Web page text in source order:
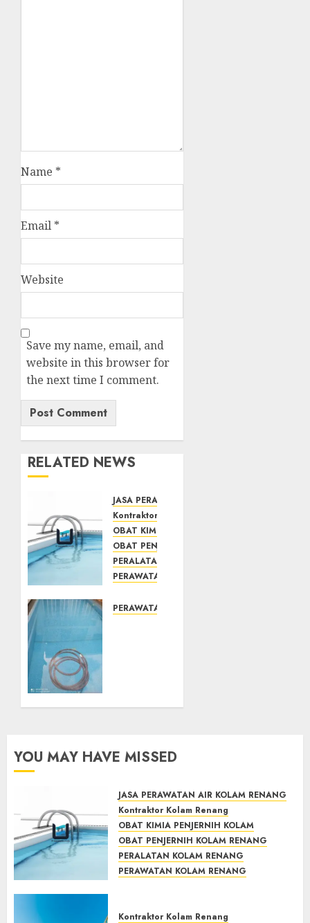
Name *
Email *
Website
Save my name, email, and
website in this browser for
the next time I comment.
RELATED NEWS
JASA PERAWATAN AIR KOLAM RENANG
Kontraktor Kolam Renang
OBAT KIMIA PENJERNIH KOLAM
OBAT PENJERNIH KOLAM RENANG
PERALATAN KOLAM RENANG
PERAWATAN KOLAM RENANG
Mengenal
Kolam
MAY 28,
2022
0
PERAWATAN KOLAM RENANG
JULY 24,
YOU MAY HAVE MISSED
JASA PERAWATAN AIR KOLAM RENANG
Kontraktor Kolam Renang
OBAT KIMIA PENJERNIH KOLAM
OBAT PENJERNIH KOLAM RENANG
PERALATAN KOLAM RENANG
PERAWATAN KOLAM RENANG
Over flow –> Semi over flow
Kontraktor Kolam Renang